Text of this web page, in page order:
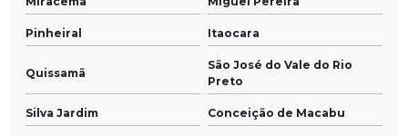
Pinheiral Itaocara
Quissamã
São José do Vale do Rio
Preto
Silva Jardim Conceição de Macabu